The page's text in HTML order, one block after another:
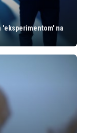
na